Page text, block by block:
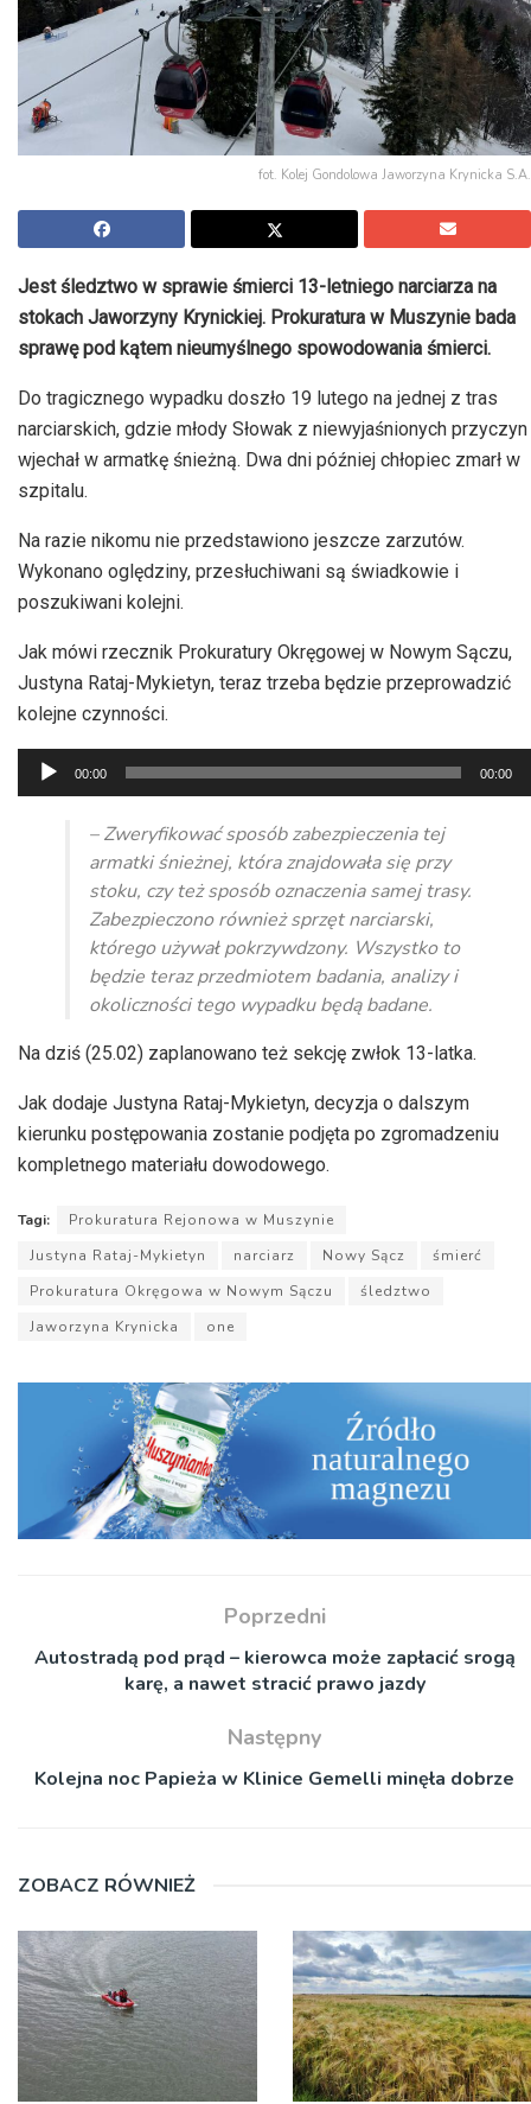
fot. Kolej Gondolowa Jaworzyna Krynicka S.A.
Jest śledztwo w sprawie śmierci 13-letniego narciarza na
stokach Jaworzyny Krynickiej. Prokuratura w Muszynie bada
sprawę pod kątem nieumyślnego spowodowania śmierci.
Do tragicznego wypadku doszło 19 lutego na jednej z tras
narciarskich, gdzie młody Słowak z niewyjaśnionych przyczyn
wjechał w armatkę śnieżną. Dwa dni później chłopiec zmarł w
szpitalu.
Na razie nikomu nie przedstawiono jeszcze zarzutów.
Wykonano oględziny, przesłuchiwani są świadkowie i
poszukiwani kolejni.
Jak mówi rzecznik Prokuratury Okręgowej w Nowym Sączu,
Justyna Rataj-Mykietyn, teraz trzeba będzie przeprowadzić
kolejne czynności.
Odtwarzacz
plików
dźwiękowych
00:00 00:00
– Zweryfikować sposób zabezpieczenia tej
armatki śnieżnej, która znajdowała się przy
stoku, czy też sposób oznaczenia samej trasy.
Zabezpieczono również sprzęt narciarski,
którego używał pokrzywdzony. Wszystko to
będzie teraz przedmiotem badania, analizy i
okoliczności tego wypadku będą badane.
Na dziś (25.02) zaplanowano też sekcję zwłok 13-latka.
Jak dodaje Justyna Rataj-Mykietyn, decyzja o dalszym
kierunku postępowania zostanie podjęta po zgromadzeniu
kompletnego materiału dowodowego.
Tagi:
Prokuratura Rejonowa w Muszynie
Justyna Rataj-Mykietyn
narciarz Nowy Sącz
śmierć
Prokuratura Okręgowa w Nowym Sączu
śledztwo
Jaworzyna Krynicka
one
Poprzedni
Autostradą pod prąd – kierowca może zapłacić srogą
karę, a nawet stracić prawo jazdy
Następny
Kolejna noc Papieża w Klinice Gemelli minęła dobrze
ZOBACZ RÓWNIEŻ